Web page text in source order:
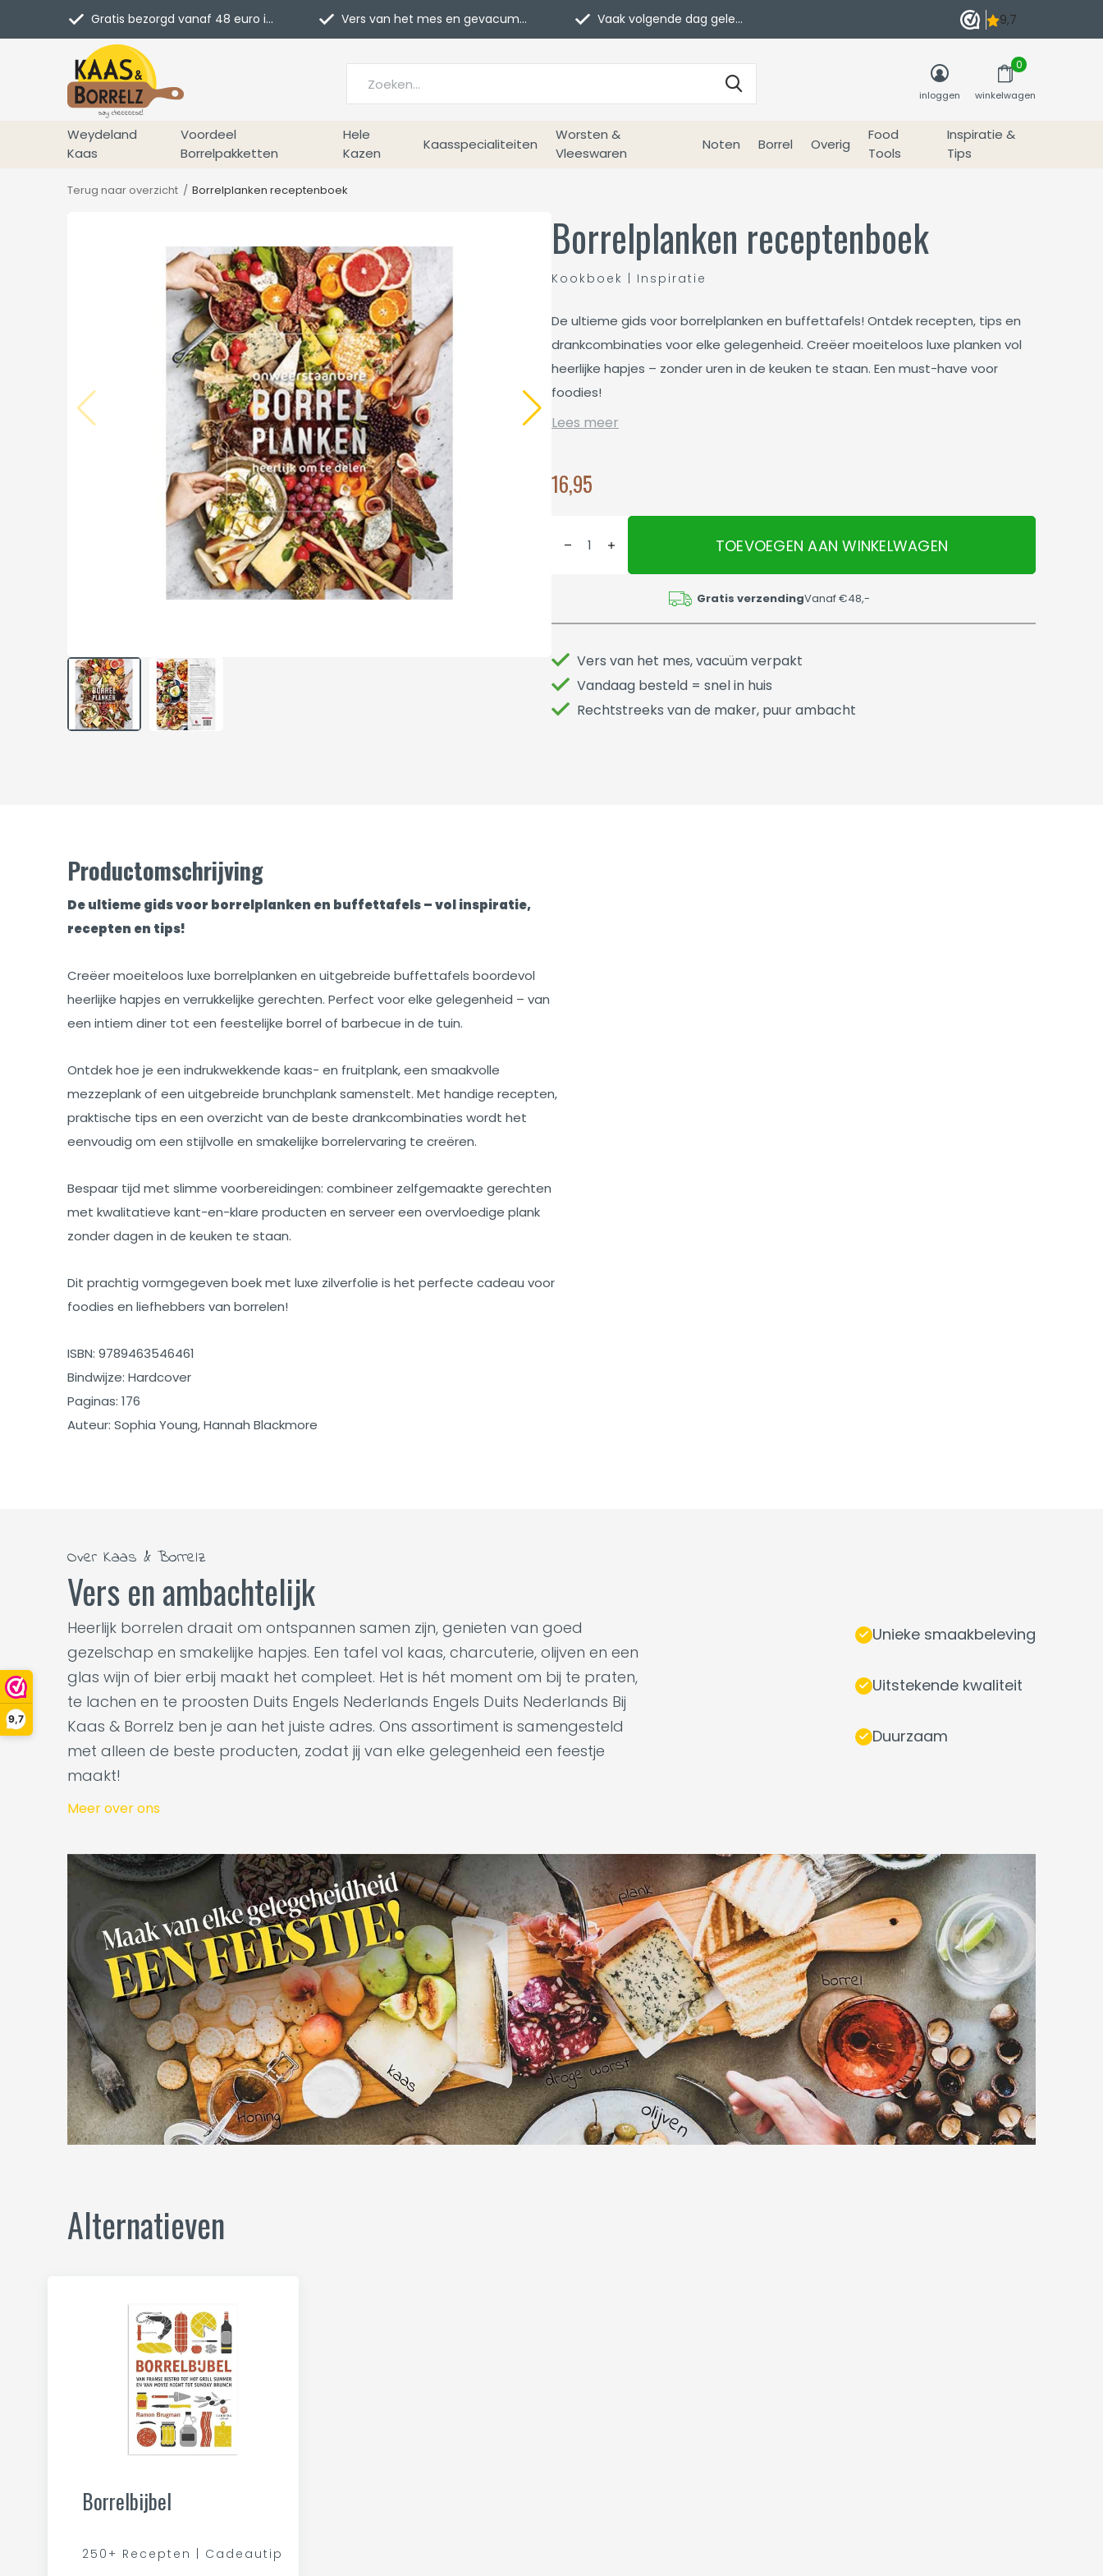
9,7
Weydeland
Kaas
Voordeel
Borrelpakketten
Hele
Kazen
Kaasspecialiteiten
Worsten &
Vleeswaren
Noten Borrel Overig
Food
Tools
Inspiratie &
Tips
inloggen winkelwagen
0
Gratis bezorgd vanaf 48 euro in NL Vers van het mes en gevacumeerd Vaak volgende dag geleverd
Terug naar overzicht Borrelplanken receptenboek
Borrelplanken receptenboek
Kookboek | Inspiratie
De ultieme gids voor borrelplanken en buffettafels! Ontdek recepten, tips en
drankcombinaties voor elke gelegenheid. Creëer moeiteloos luxe planken vol
heerlijke hapjes – zonder uren in de keuken te staan. Een must-have voor
foodies!
Lees meer
16,95
TOEVOEGEN AAN WINKELWAGEN
Gratis verzendingVanaf €48,-
Vers van het mes, vacuüm verpakt
Vandaag besteld = snel in huis
Rechtstreeks van de maker, puur ambacht
Productomschrijving
De ultieme gids voor borrelplanken en buffettafels – vol inspiratie,
recepten en tips!
Creëer moeiteloos luxe borrelplanken en uitgebreide buffettafels boordevol
heerlijke hapjes en verrukkelijke gerechten. Perfect voor elke gelegenheid – van
een intiem diner tot een feestelijke borrel of barbecue in de tuin.
Ontdek hoe je een indrukwekkende kaas- en fruitplank, een smaakvolle
mezzeplank of een uitgebreide brunchplank samenstelt. Met handige recepten,
praktische tips en een overzicht van de beste drankcombinaties wordt het
eenvoudig om een stijlvolle en smakelijke borrelervaring te creëren.
Bespaar tijd met slimme voorbereidingen: combineer zelfgemaakte gerechten
met kwalitatieve kant-en-klare producten en serveer een overvloedige plank
zonder dagen in de keuken te staan.
Dit prachtig vormgegeven boek met luxe zilverfolie is het perfecte cadeau voor
foodies en liefhebbers van borrelen!
ISBN: 9789463546461
Bindwijze: Hardcover
Paginas: 176
Auteur: Sophia Young, Hannah Blackmore
Over Kaas & Borrelz
Vers en ambachtelijk
Heerlijk borrelen draait om ontspannen samen zijn, genieten van goed
gezelschap en smakelijke hapjes. Een tafel vol kaas, charcuterie, olijven en een
glas wijn of bier erbij maakt het compleet. Het is hét moment om bij te praten,
te lachen en te proosten Duits Engels Nederlands Engels Duits Nederlands Bij
Kaas & Borrelz ben je aan het juiste adres. Ons assortiment is samengesteld
met alleen de beste producten, zodat jij van elke gelegenheid een feestje
maakt!
Meer over ons
Unieke smaakbeleving
Uitstekende kwaliteit
Duurzaam
Alternatieven
Borrelbijbel
250+ Recepten | Cadeautip